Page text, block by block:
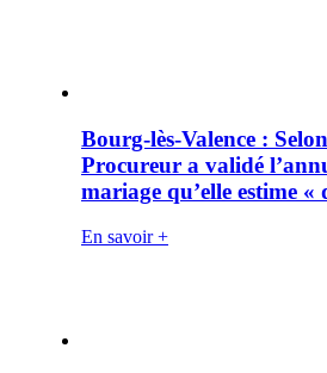
Bourg-lès-Valence :
Procureur a validé
mariage qu’elle estime «
En savoir +